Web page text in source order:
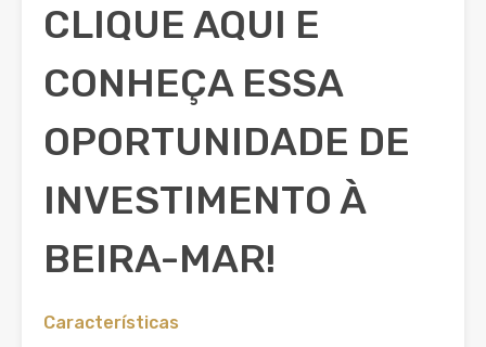
CLIQUE AQUI E
CONHEÇA ESSA
OPORTUNIDADE DE
INVESTIMENTO À
BEIRA-MAR!
Características